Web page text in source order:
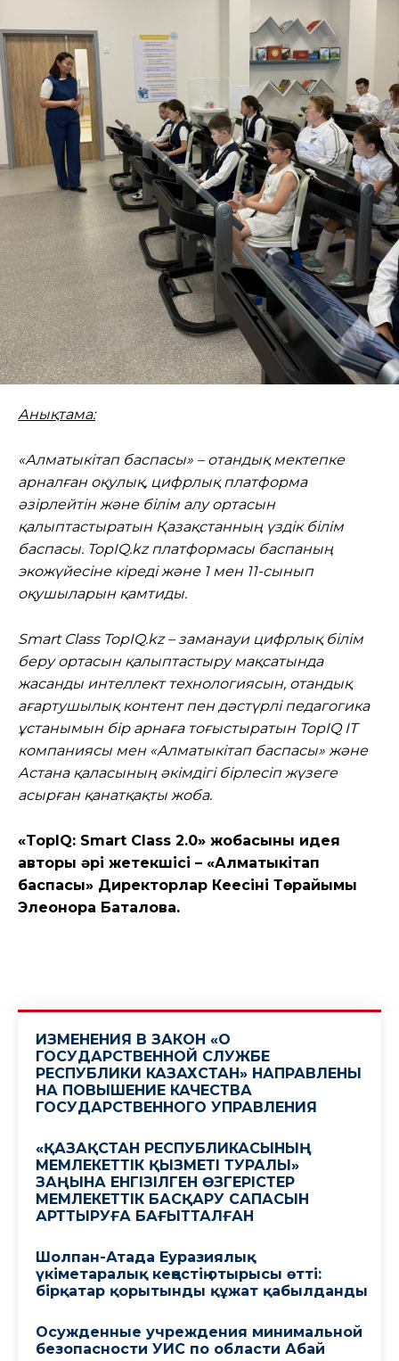
Анықтама:
«Алматыкітап баспасы» – отандық мектепке
арналған оқулық, цифрлық платформа
әзірлейтін және білім алу ортасын
қалыптастыратын Қазақстанның үздік білім
баспасы. TopIQ.kz платформасы баспаның
экожүйесіне кіреді және 1 мен 11-сынып
оқушыларын қамтиды.
Smart Class TopIQ.kz – заманауи цифрлық білім
беру ортасын қалыптастыру мақсатында
жасанды интеллект технологиясын, отандық
ағартушылық контент пен дәстүрлі педагогика
ұстанымын бір арнаға тоғыстыратын TopIQ IT
компаниясы мен «Алматыкітап баспасы» және
Астана қаласының әкімдігі бірлесіп жүзеге
асырған қанатқақты жоба.
«TopIQ: Smart Class 2.0» жобасының идея
авторы әрі жетекшісі – «Алматыкітап
баспасы» Директорлар Кеңесінің Төрайымы
Элеонора Баталова.
ИЗМЕНЕНИЯ В ЗАКОН «О
ГОСУДАРСТВЕННОЙ СЛУЖБЕ
РЕСПУБЛИКИ КАЗАХСТАН» НАПРАВЛЕНЫ
НА ПОВЫШЕНИЕ КАЧЕСТВА
ГОСУДАРСТВЕННОГО УПРАВЛЕНИЯ
«ҚАЗАҚСТАН РЕСПУБЛИКАСЫНЫҢ
МЕМЛЕКЕТТІК ҚЫЗМЕТІ ТУРАЛЫ»
ЗАҢЫНА ЕНГІЗІЛГЕН ӨЗГЕРІСТЕР
МЕМЛЕКЕТТІК БАСҚАРУ САПАСЫН
АРТТЫРУҒА БАҒЫТТАЛҒАН
Шолпан-Атада Еуразиялық
үкіметаралық кеңестің отырысы өтті:
бірқатар қорытынды құжат қабылданды
Осужденные учреждения минимальной
безопасности УИС по области Абай